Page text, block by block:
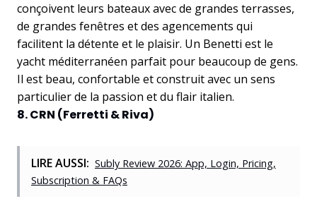
conçoivent leurs bateaux avec de grandes terrasses,
de grandes fenêtres et des agencements qui
facilitent la détente et le plaisir. Un Benetti est le
yacht méditerranéen parfait pour beaucoup de gens.
Il est beau, confortable et construit avec un sens
particulier de la passion et du flair italien.
8. CRN (Ferretti & Riva)
LIRE AUSSI: Subly Review 2026: App, Login, Pricing,
Subscription & FAQs